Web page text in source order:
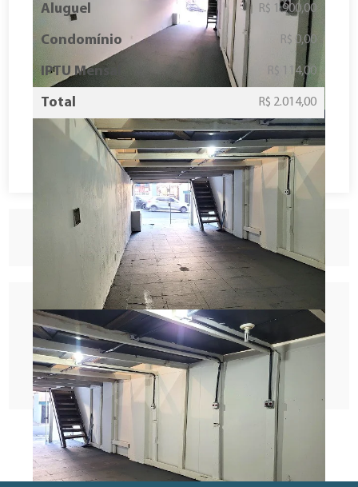
Aluguel R$ 1.900,00
Condomínio R$ 0,00
IPTU Mensal R$ 114,00
Total R$ 2.014,00
Solicitar Contato Agendar visita Fazer proposta
Ligue (11) 3666 - 1285
Informe o código
ALU1249COM